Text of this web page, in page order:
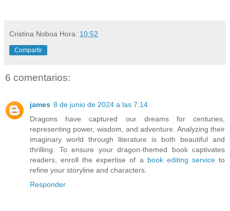
Cristina Noboa Hora: 10:52
Compartir
6 comentarios:
james 8 de junio de 2024 a las 7:14
Dragons have captured our dreams for centuries,
representing power, wisdom, and adventure. Analyzing their
imaginary world through literature is both beautiful and
thrilling. To ensure your dragon-themed book captivates
readers, enroll the expertise of a book editing serviceto
refine your storyline and characters.
Responder